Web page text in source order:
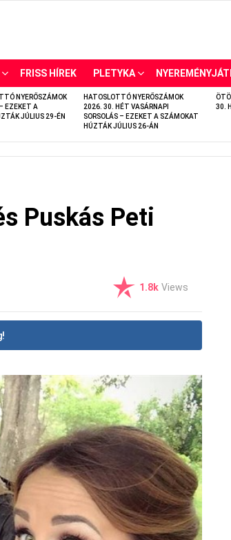
FRISS HÍREK PLETYKA
NYERŐSZÁMOK
EZEKET A
JÚLIUS 29-ÉN
HATOSLOTTÓ NYERŐSZÁMOK
2026. 30. HÉT VASÁRNAPI
SORSOLÁS – EZEKET A SZÁMOKAT
HÚZTÁK JÚLIUS 26-ÁN
30.
Puskás Peti
1.8k Views